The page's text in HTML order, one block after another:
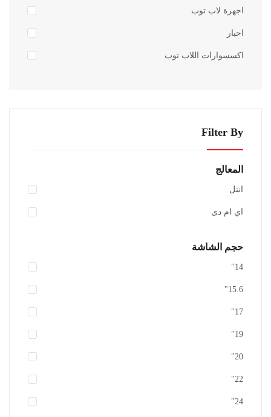
لا يوجد كمية بالمخزن
اضافة الى المفضلة
اجهزة لاب توب
احبار
اكسسوارات اللاب توب
Filter By
المعالج
انتل
اي ام دى
حجم الشاشة
14"
15.6"
17"
19"
20"
22"
24"